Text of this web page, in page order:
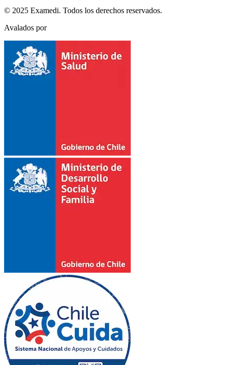
© 2025 Examedi. Todos los derechos reservados.
Avalados por